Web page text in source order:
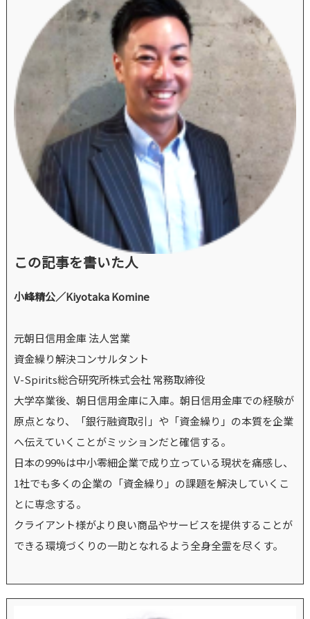
この記事を書いた人
小峰精公／Kiyotaka Komine
元朝日信用金庫 法人営業
資金繰り解決コンサルタント
V-Spirits総合研究所株式会社 常務取締役
大学卒業後、朝日信用金庫に入庫。朝日信用金庫での経験が
原点となり、「銀行融資取引」や「資金繰り」の本質を企業
へ伝えていくことがミッションだと確信する。
日本の99%は中小零細企業で成り立っている現状を痛感し、
1社でも多くの企業の「資金繰り」の課題を解決していくこ
とに専念する。
クライアント様がより良い商品やサービスを提供することが
できる環境づくりの一助となれるよう全身全霊を尽くす。